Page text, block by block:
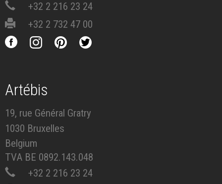
+32 2 216 23 24
+32 2 732 47 00
Artébis
19, rue Général Gratry
1030 Bruxelles
Belgium
TVA BE 0892.143.048
+32 2 216 23 24